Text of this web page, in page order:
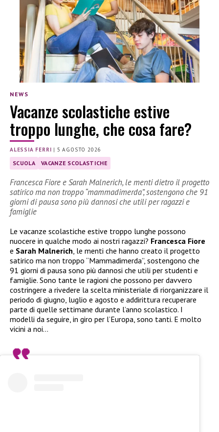
NEWS
Vacanze scolastiche estive
troppo lunghe, che cosa fare?
ALESSIA FERRI | 5 AGOSTO 2026
SCUOLA VACANZE SCOLASTICHE
Francesca Fiore e Sarah Malnerich, le menti dietro il progetto
satirico ma non troppo “mammadimerda”, sostengono che 91
giorni di pausa sono più dannosi che utili per ragazzi e
famiglie
Le vacanze scolastiche estive troppo lunghe possono
nuocere in qualche modo ai nostri ragazzi? Francesca Fiore
e Sarah Malnerich, le menti che hanno creato il progetto
satirico ma non troppo “Mammadimerda”, sostengono che
91 giorni di pausa sono più dannosi che utili per studenti e
famiglie. Sono tante le ragioni che possono per davvero
costringere a rivedere la scelta ministeriale di riorganizzare il
periodo di giugno, luglio e agosto e addirittura recuperare
parte di quelle settimane durante l’anno scolastico. I
modelli da seguire, in giro per l’Europa, sono tanti. E molto
vicini a noi…